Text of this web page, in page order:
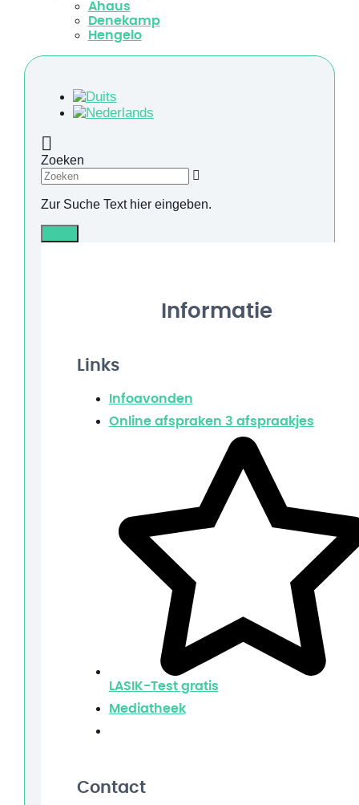
Ahaus
Denekamp
Hengelo
Zoeken
Zur Suche Text hier eingeben.
Informatie
Links
Infoavonden
Online afspraken 3 afspraakjes
LASIK-Test gratis
Mediatheek
Contact